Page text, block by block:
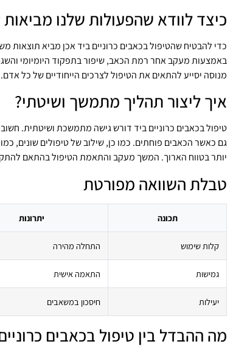
כיצד לוודא שהפעולות שלנו
כדי להבטיח שהטיפול בכאבים כרוניים ביד אכן מביא
באמצעות מעקב אחר רמת הכאב, שיפור בתפקוד היומיומי
מנוסה יסייע להתאים את הטיפול לצרכים הייחודיים של כל אדם.
איך ליצור תהליך מתמשך ושיטתי?
טיפול בכאבים כרוניים ביד דורש גישה מתמשכת ושיטתית.
גם כאשר הכאבים פוחתים. כמו כן, שילוב של טיפולים שונים,
יותר בטווח הארוך. המשך מעקב והתאמת הטיפול בהתאם
טבלת השוואה מפורטת
תכונה יתרונות
קלות שימוש התחלה מהירה
גמישות התאמה אישית
יעילות חיסכון במשאבים
מה ההבדל בין טיפול בכאבים